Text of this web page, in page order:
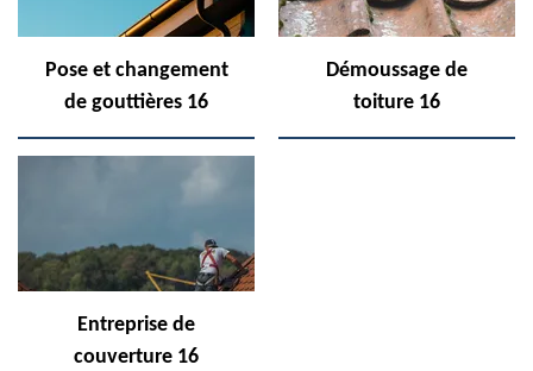
Pose et changement
de gouttières 16
Démoussage de
toiture 16
Entreprise de
couverture 16